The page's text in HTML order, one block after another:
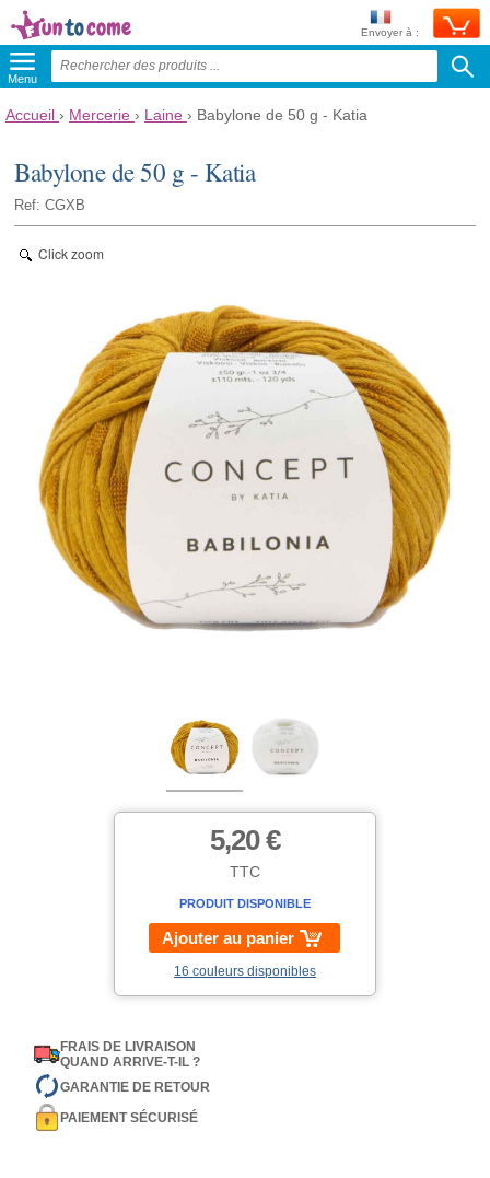
Envoyer à :
Menu
Accueil › Mercerie › Laine › Babylone de 50 g - Katia
Babylone de 50 g - Katia
Ref: CGXB
Click zoom
5,20 €
TTC
PRODUIT DISPONIBLE
Ajouter au panier
16 couleurs disponibles
FRAIS DE LIVRAISON
QUAND ARRIVE-T-IL ?
GARANTIE DE RETOUR
PAIEMENT SÉCURISÉ